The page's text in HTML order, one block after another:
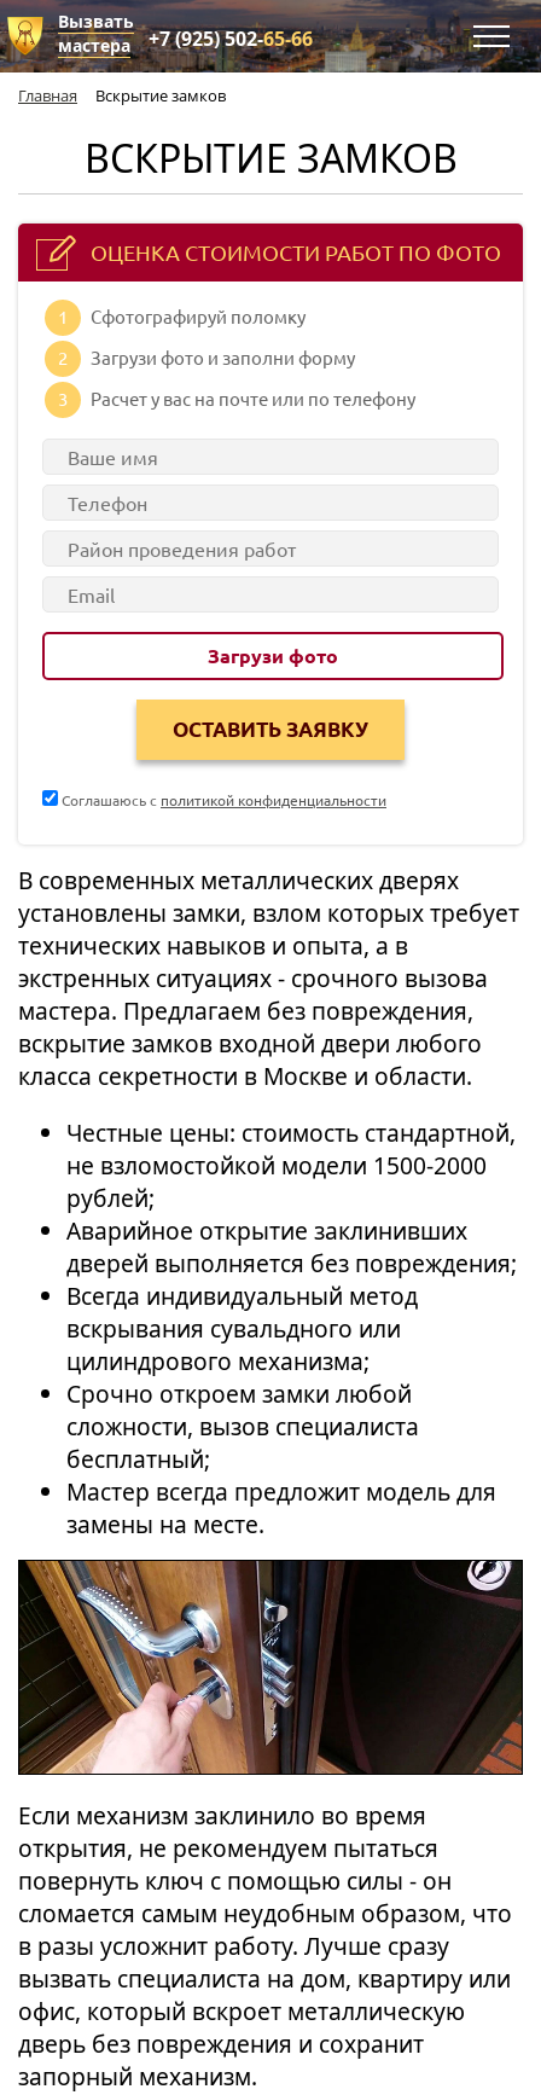
Вызвать
мастера
+7 (925) 502-65-66
Главная Вскрытие замков
ВСКРЫТИЕ ЗАМКОВ
В современных металлических дверях
установлены замки, взлом которых требует
технических навыков и опыта, а в
экстренных ситуациях - срочного вызова
мастера. Предлагаем без повреждения,
вскрытие замков входной двери любого
класса секретности в Москве и области.
Честные цены: стоимость стандартной,
не взломостойкой модели 1500-2000
рублей;
Аварийное открытие заклинивших
дверей выполняется без повреждения;
Всегда индивидуальный метод
вскрывания сувальдного или
цилиндрового механизма;
Срочно откроем замки любой
сложности, вызов специалиста
бесплатный;
Мастер всегда предложит модель для
замены на месте.
Если механизм заклинило во время
открытия, не рекомендуем пытаться
повернуть ключ с помощью силы - он
сломается самым неудобным образом, что
в разы усложнит работу. Лучше сразу
вызвать специалиста на дом, квартиру или
офис, который вскроет металлическую
дверь без повреждения и сохранит
запорный механизм.
ОЦЕНКА СТОИМОСТИ РАБОТ ПО ФОТО
1
Сфотографируй поломку
2
Загрузи фото и заполни форму
3
Расчет у вас на почте или по телефону
Загрузи фото
Соглашаюсь с политикой конфиденциальности